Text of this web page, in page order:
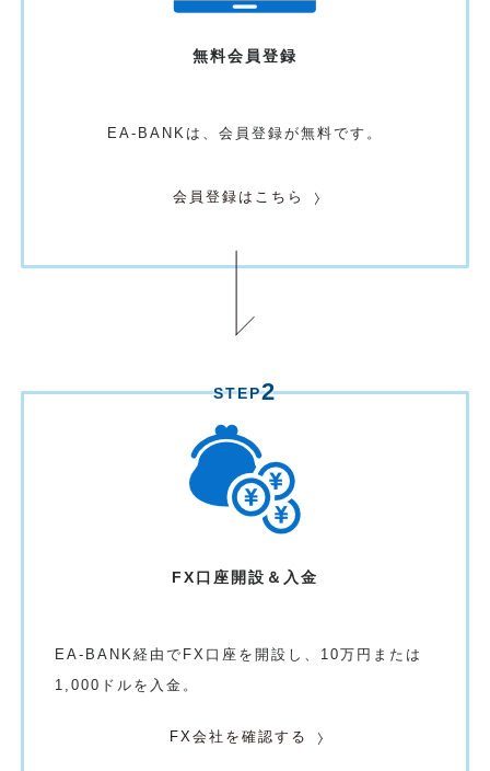
無料会員登録
EA-BANKは、 会員登録が無料です。
会員登録はこちら
STEP2
FX口座開設＆入金
EA-BANK経由でFX口座を開設し、10万円または
1,000ドルを入金。
FX会社を確認する